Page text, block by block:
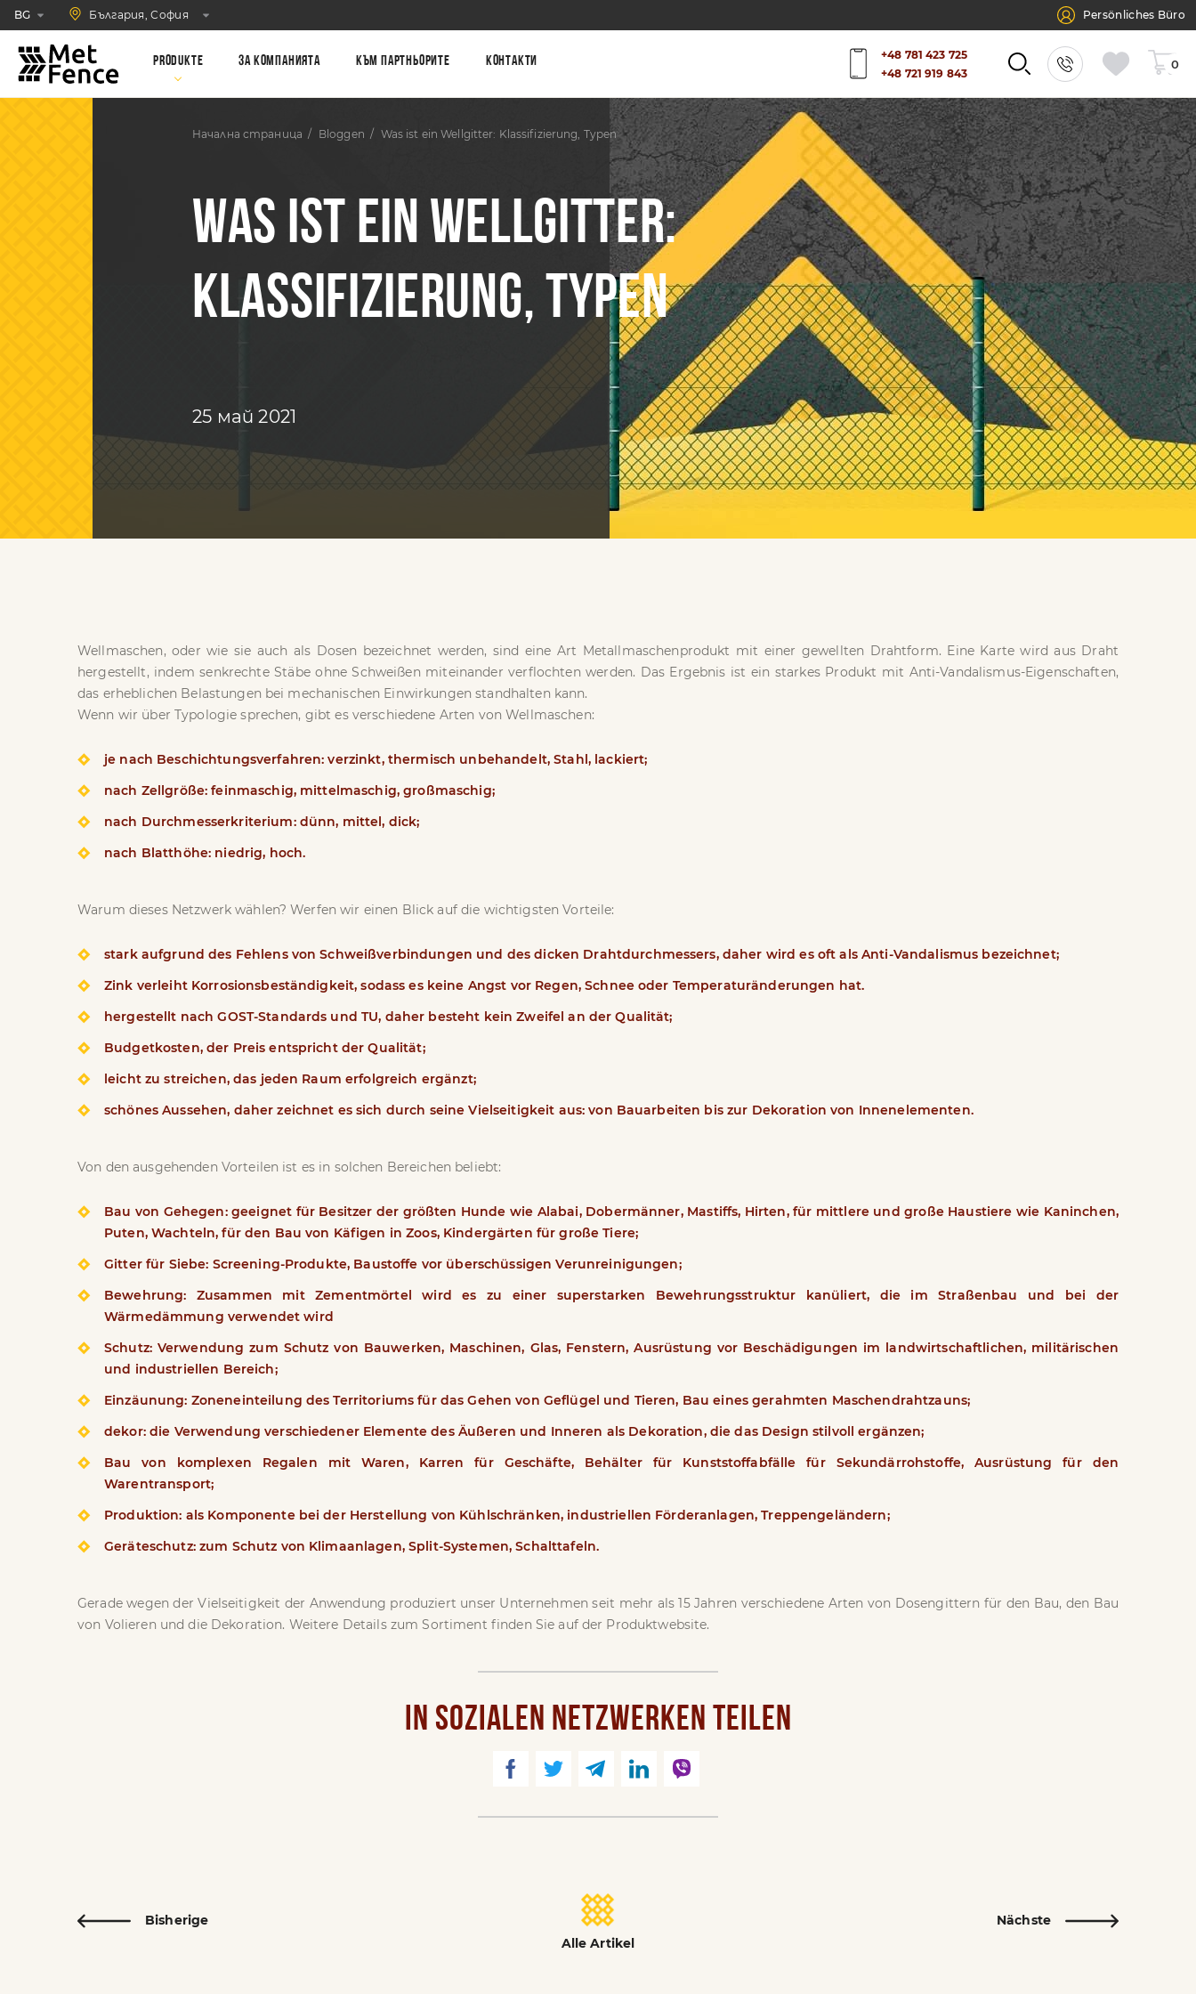
BG България, София Persönliches Büro
Produkte За компанията Към партньорите Контакти
+48 781 423 725
+48 721 919 843
0
Начална страница Bloggen Was ist ein Wellgitter: Klassifizierung, Typen
WAS IST EIN WELLGITTER:
KLASSIFIZIERUNG, TYPEN
25 май 2021
Wellmaschen, oder wie sie auch als Dosen bezeichnet werden, sind eine Art Metallmaschenprodukt mit einer gewellten Drahtform. Eine Karte wird aus Draht
hergestellt, indem senkrechte Stäbe ohne Schweißen miteinander verflochten werden. Das Ergebnis ist ein starkes Produkt mit Anti-Vandalismus-Eigenschaften,
das erheblichen Belastungen bei mechanischen Einwirkungen standhalten kann.
Wenn wir über Typologie sprechen, gibt es verschiedene Arten von Wellmaschen:
je nach Beschichtungsverfahren: verzinkt, thermisch unbehandelt, Stahl, lackiert;
nach Zellgröße: feinmaschig, mittelmaschig, großmaschig;
nach Durchmesserkriterium: dünn, mittel, dick;
nach Blatthöhe: niedrig, hoch.
Warum dieses Netzwerk wählen? Werfen wir einen Blick auf die wichtigsten Vorteile:
stark aufgrund des Fehlens von Schweißverbindungen und des dicken Drahtdurchmessers, daher wird es oft als Anti-Vandalismus bezeichnet;
Zink verleiht Korrosionsbeständigkeit, sodass es keine Angst vor Regen, Schnee oder Temperaturänderungen hat.
hergestellt nach GOST-Standards und TU, daher besteht kein Zweifel an der Qualität;
Budgetkosten, der Preis entspricht der Qualität;
leicht zu streichen, das jeden Raum erfolgreich ergänzt;
schönes Aussehen, daher zeichnet es sich durch seine Vielseitigkeit aus: von Bauarbeiten bis zur Dekoration von Innenelementen.
Von den ausgehenden Vorteilen ist es in solchen Bereichen beliebt:
Bau von Gehegen: geeignet für Besitzer der größten Hunde wie Alabai, Dobermänner, Mastiffs, Hirten, für mittlere und große Haustiere wie Kaninchen,
Puten, Wachteln, für den Bau von Käfigen in Zoos, Kindergärten für große Tiere;
Gitter für Siebe: Screening-Produkte, Baustoffe vor überschüssigen Verunreinigungen;
Bewehrung: Zusammen mit Zementmörtel wird es zu einer superstarken Bewehrungsstruktur kanüliert, die im Straßenbau und bei der
Wärmedämmung verwendet wird
Schutz: Verwendung zum Schutz von Bauwerken, Maschinen, Glas, Fenstern, Ausrüstung vor Beschädigungen im landwirtschaftlichen, militärischen
und industriellen Bereich;
Einzäunung: Zoneneinteilung des Territoriums für das Gehen von Geflügel und Tieren, Bau eines gerahmten Maschendrahtzauns;
dekor: die Verwendung verschiedener Elemente des Äußeren und Inneren als Dekoration, die das Design stilvoll ergänzen;
Bau von komplexen Regalen mit Waren, Karren für Geschäfte, Behälter für Kunststoffabfälle für Sekundärrohstoffe, Ausrüstung für den
Warentransport;
Produktion: als Komponente bei der Herstellung von Kühlschränken, industriellen Förderanlagen, Treppengeländern;
Geräteschutz: zum Schutz von Klimaanlagen, Split-Systemen, Schalttafeln.
Gerade wegen der Vielseitigkeit der Anwendung produziert unser Unternehmen seit mehr als 15 Jahren verschiedene Arten von Dosengittern für den Bau, den Bau
von Volieren und die Dekoration. Weitere Details zum Sortiment finden Sie auf der Produktwebsite.
IN SOZIALEN NETZWERKEN TEILEN
Bisherige
Alle Artikel
Nächste